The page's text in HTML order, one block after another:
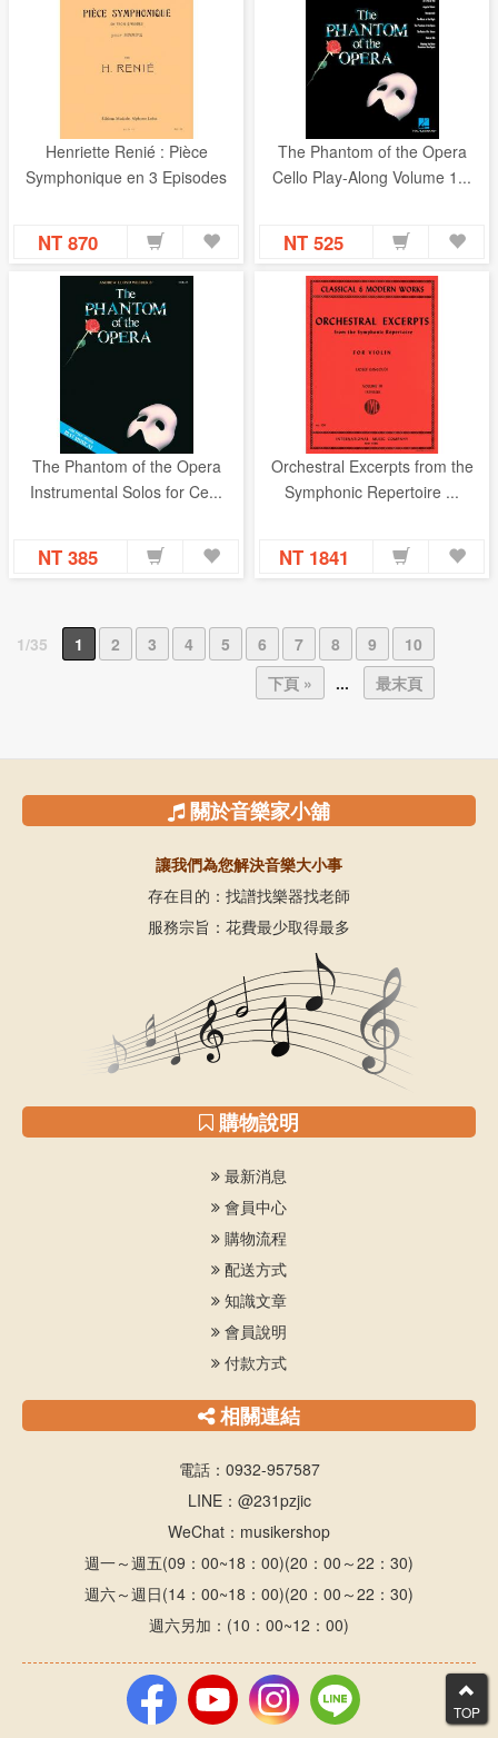
Henriette Renié : Pièce
Symphonique en 3 Episodes
NT 870
The Phantom of the Opera
Cello Play-Along Volume 1...
NT 525
The Phantom of the Opera
Instrumental Solos for Ce...
NT 385
Orchestral Excerpts from the
Symphonic Repertoire ...
NT 1841
1/35 1 2 3 4 5 6 7 8 9
10
下頁 »
... 最末頁
關於音樂家小舖
讓我們為您解決音樂大小事
存在目的：找譜找樂器找老師
服務宗旨：花費最少取得最多
購物說明
最新消息
會員中心
購物流程
配送方式
知識文章
會員說明
付款方式
相關連結
電話：0932-957587
LINE：@231pzjic
WeChat：musikershop
週一～週五(09：00~18：00)(20：00～22：30)
週六～週日(14：00~18：00)(20：00～22：30)
週六另加：(10：00~12：00)
TOP